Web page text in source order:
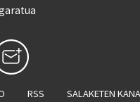
RSS SALAKETEN